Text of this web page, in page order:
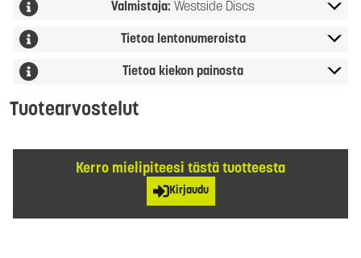
Valmistaja: Westside Discs
Tietoa lentonumeroista
Tietoa kiekon painosta
Tuotearvostelut
Kerro mielipiteesi tästä tuotteesta
Kirjaudu